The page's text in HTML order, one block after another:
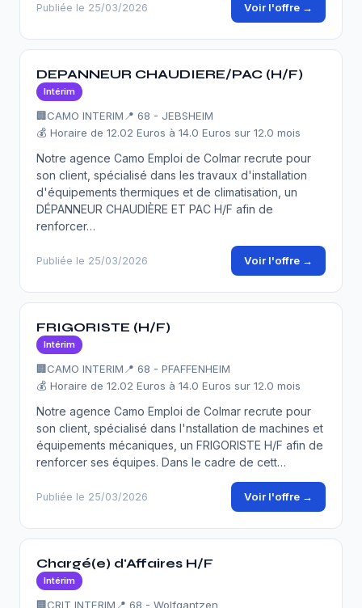
Publiée le 25/03/2026 Voir l'offre →
DEPANNEUR CHAUDIERE/PAC (H/F)
Intérim
🏢CAMO INTERIM 📍 68 - JEBSHEIM
💰 Horaire de 12.02 Euros à 14.0 Euros sur 12.0 mois
Notre agence Camo Emploi de Colmar recrute pour
son client, spécialisé dans les travaux d'installation
d'équipements thermiques et de climatisation, un
DÉPANNEUR CHAUDIÈRE ET PAC H/F afin de
renforcer…
Publiée le 25/03/2026 Voir l'offre →
FRIGORISTE (H/F)
Intérim
🏢CAMO INTERIM 📍 68 - PFAFFENHEIM
💰 Horaire de 12.02 Euros à 14.0 Euros sur 12.0 mois
Notre agence Camo Emploi de Colmar recrute pour
son client, spécialisé dans l'nstallation de machines et
équipements mécaniques, un FRIGORISTE H/F afin de
renforcer ses équipes. Dans le cadre de cett…
Publiée le 25/03/2026 Voir l'offre →
Chargé(e) d'Affaires H/F
Intérim
🏢CRIT INTERIM 📍 68 - Wolfgantzen